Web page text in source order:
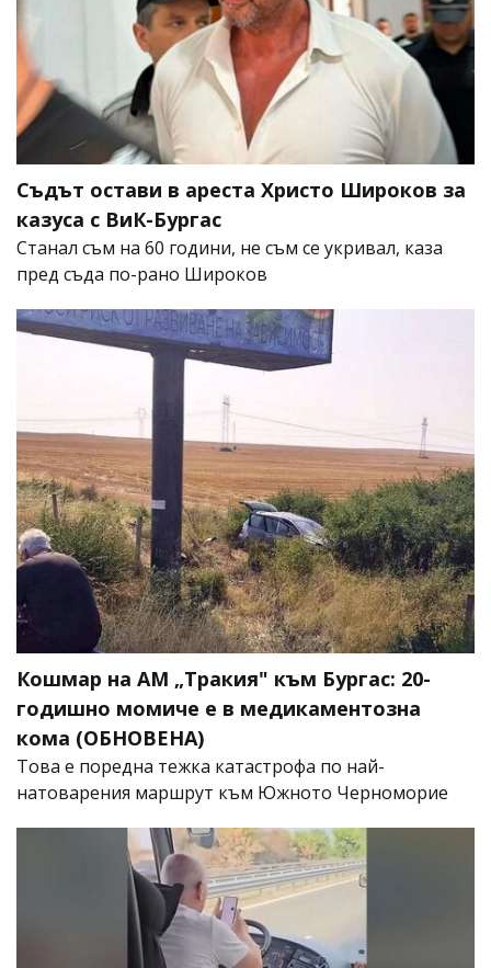
Съдът остави в ареста Христо Широков за
казуса с ВиК-Бургас
Станал съм на 60 години, не съм се укривал, каза
пред съда по-рано Широков
Кошмар на АМ „Тракия" към Бургас: 20-
годишно момиче е в медикаментозна
кома (ОБНОВЕНА)
Това е поредна тежка катастрофа по най-
натоварения маршрут към Южното Черноморие